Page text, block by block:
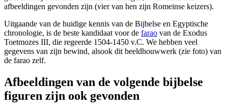
afbeeldingen gevonden zijn (vier van hen zijn Romeinse keizers).
Uitgaande van de huidige kennis van de Bijbelse en Egyptische
chronologie, is de beste kandidaat voor de farao van de Exodus
Toetmozes III, die regeerde 1504-1450 v.C. We hebben veel
gegevens van zijn bewind, alsook dit beeldhouwwerk (zie foto) van
de farao zelf.
Afbeeldingen van de volgende bijbelse
figuren zijn ook gevonden